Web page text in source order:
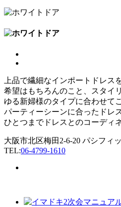
上品で繊細なインポートドレス
希望はもちろんのこと、スタイ
ゆる新婦様のタイプに合わせて
パーティーシーンに合ったドレ
ひとつまでドレスとのコーディ
大阪市北区梅田2-6-20 パシフィ
TEL:06-4799-1610